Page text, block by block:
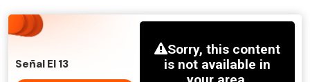
Señal El 13